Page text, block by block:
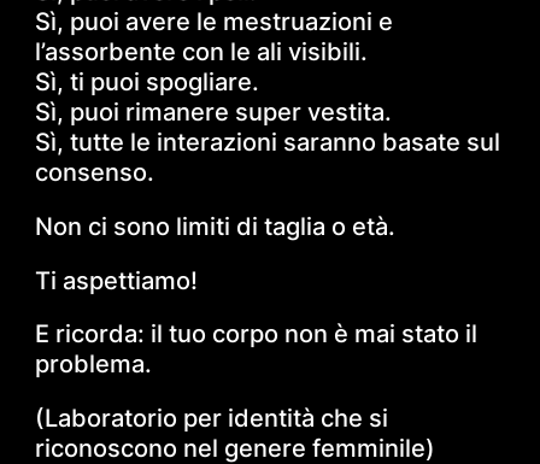
Sì, puoi avere le mestruazioni e
l’assorbente con le ali visibili.
Sì, ti puoi spogliare.
Sì, puoi rimanere super vestita.
Sì, tutte le interazioni saranno basate sul
consenso.
Non ci sono limiti di taglia o età.
Ti aspettiamo!
E ricorda: il tuo corpo non è mai stato il
problema.
(Laboratorio per identità che si
riconoscono nel genere femminile)